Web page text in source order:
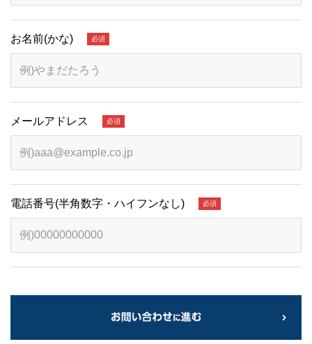
発達障害をもつ長男を含め、3人の子育てをしながら、父から
引き継いだ建築と不動産会社の経営行う。発達障害の子の子
育てや、会社での大量離職に向き合うなかで、選択理論心理
お名前(かな) 必須
メールアドレス 必須
電話番号(半角数字・ハイフンなし) 必須